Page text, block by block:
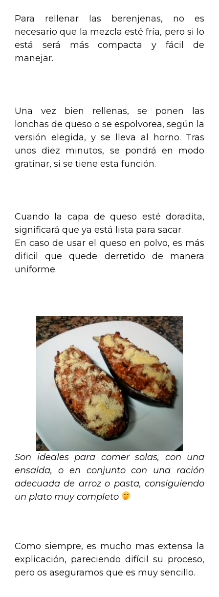
Para rellenar las berenjenas, no es
necesario que la mezcla esté fría, pero si lo
está será más compacta y fácil de
manejar.
Una vez bien rellenas, se ponen las
lonchas de queso o se espolvorea, según la
versión elegida, y se lleva al horno. Tras
unos diez minutos, se pondrá en modo
gratinar, si se tiene esta función.
Cuando la capa de queso esté doradita,
significará que ya está lista para sacar.
En caso de usar el queso en polvo, es más
dificil que quede derretido de manera
uniforme.
Son ideales para comer solas, con una
ensalda, o en conjunto con una ración
adecuada de arroz o pasta, consiguiendo
un plato muy completo
Como siempre, es mucho mas extensa la
explicación, pareciendo difícil su proceso,
pero os aseguramos que es muy sencillo.